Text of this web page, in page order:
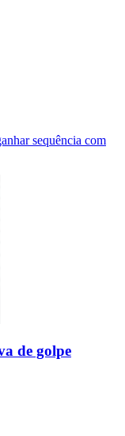
sequência com
de golpe